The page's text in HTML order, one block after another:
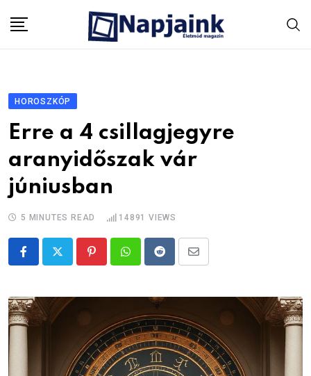
HOROSZKÓP
Erre a 4 csillagjegyre
aranyidőszak vár
júniusban
5 MINUTES READ 14891 VIEWS
PinterestWhatsappRedditShare
Email